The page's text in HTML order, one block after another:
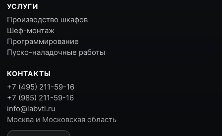
УСЛУГИ
Производство шкафов
Шеф-монтаж
Программирование
Пуско-наладочные работы
КОНТАКТЫ
+7 (495) 211-59-16
+7 (985) 211-59-16
info@labvtl.ru
Москва и Московская область